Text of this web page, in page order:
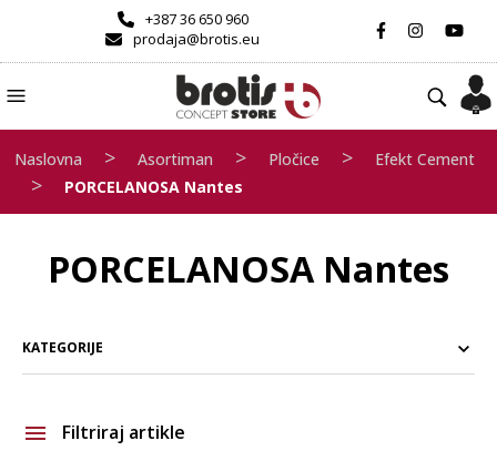
+387 36 650 960
prodaja@brotis.eu
Naslovna > Asortiman > Pločice > Efekt Cement
> PORCELANOSA Nantes
PORCELANOSA Nantes
KATEGORIJE
Filtriraj artikle